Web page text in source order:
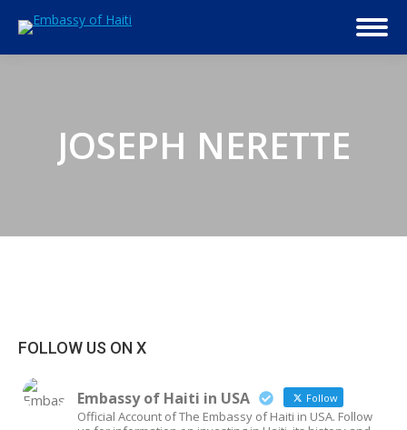
JOSEPH NERETTE
FOLLOW US ON X
Embassy of Haiti in USA Follow
Official Account of The Embassy of Haiti in USA. Follow